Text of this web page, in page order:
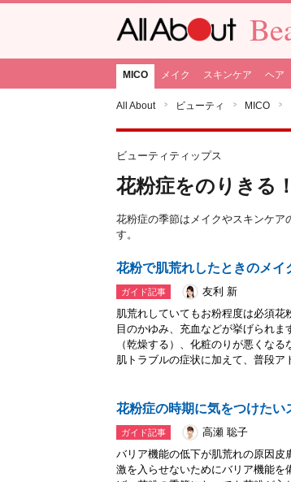
MICO メイク スキンケア ヘア
All About ビューティ MICO
ビューティティップス
花粉症をのりきる
花粉症の季節はメイクやスキンケア
す。
花粉で肌荒れしたときのメイ
ガイド記事
友利 新
肌荒れしていてもお粉程度は必須花
目のかゆみ、充血などが挙げられ
（乾燥する）、化粧のりが悪くな
肌トラブルの症状に加えて、普段ア
花粉症の時期に気をつけたい
ガイド記事
高瀬 聡子
バリア機能の低下が肌荒れの原因皮
激を入らせないためにバリア機能